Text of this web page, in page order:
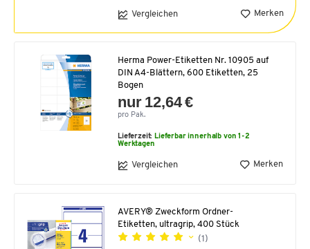
Vergleichen Merken
Herma Power-Etiketten Nr. 10905 auf
DIN A4-Blättern, 600 Etiketten, 25
Bogen
nur 12,64 €
pro Pak.
Lieferzeit: Lieferbar innerhalb von 1-2
Werktagen
Vergleichen Merken
AVERY® Zweckform Ordner-
Etiketten, ultragrip, 400 Stück
(1)